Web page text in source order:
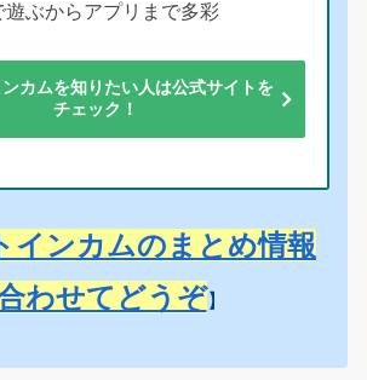
遊ぶからアプリまで多彩
カムを知りたい人は公式サイトを
チェック！
インカムのまとめ情報
わせてどうぞ 】